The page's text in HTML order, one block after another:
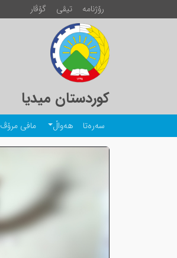
رۆژنامە تیڤی گۆڤار
کوردستان میدیا
سەرەتا هەواڵ مافی مرۆڤ